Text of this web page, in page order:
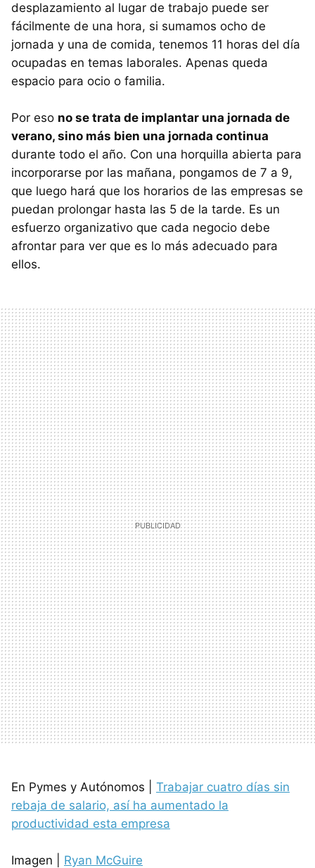
desplazamiento al lugar de trabajo puede ser
fácilmente de una hora, si sumamos ocho de
jornada y una de comida, tenemos 11 horas del día
ocupadas en temas laborales. Apenas queda
espacio para ocio o familia.
Por eso no se trata de implantar una jornada de
verano, sino más bien una jornada continua
durante todo el año. Con una horquilla abierta para
incorporarse por las mañana, pongamos de 7 a 9,
que luego hará que los horarios de las empresas se
puedan prolongar hasta las 5 de la tarde. Es un
esfuerzo organizativo que cada negocio debe
afrontar para ver que es lo más adecuado para
ellos.
En Pymes y Autónomos | Trabajar cuatro días sin
rebaja de salario, así ha aumentado la
productividad esta empresa
Imagen | Ryan McGuire